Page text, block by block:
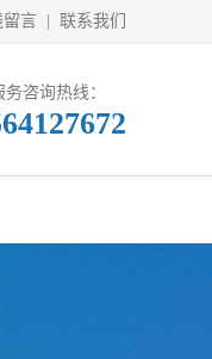
留言 联系我们
咨询热线：